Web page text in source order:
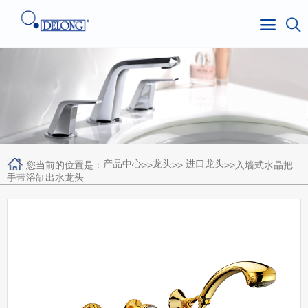
您当前的位置是： 产品中心>>龙头>>进口龙头>>入墙式水晶把
手带浴缸出水龙头